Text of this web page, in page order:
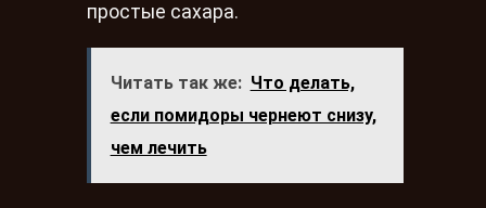
простые сахара.
Читать так же: Что делать,
если помидоры чернеют снизу,
чем лечить